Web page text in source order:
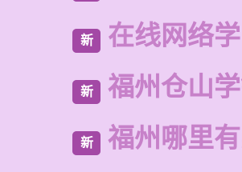
新 在线网络
新 福州仓山
新 福州哪里